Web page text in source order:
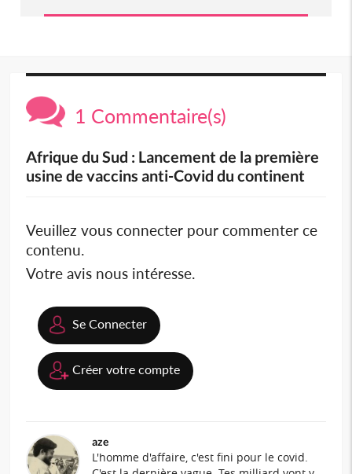
1 Commentaire(s)
Afrique du Sud : Lancement de la première
usine de vaccins anti-Covid du continent
Veuillez vous connecter pour commenter ce
contenu.
Votre avis nous intéresse.
Se Connecter
Créer votre compte
aze
L'homme d'affaire, c'est fini pour le covid.